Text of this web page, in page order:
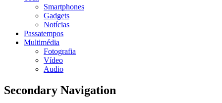
Smartphones
Gadgets
Notícias
Passatempos
Multimédia
Fotografia
Vídeo
Audio
Secondary Navigation